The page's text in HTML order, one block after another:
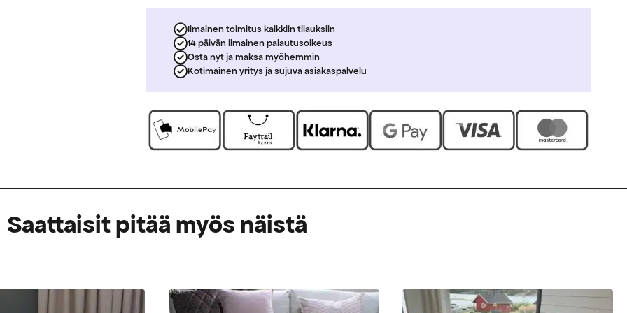
Ilmainen toimitus kaikkiin tilauksiin
14 päivän ilmainen palautusoikeus
Osta nyt ja maksa myöhemmin
Kotimainen yritys ja sujuva asiakaspalvelu
Saattaisit pitää myös näistä